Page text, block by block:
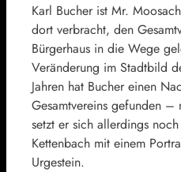
Karl Bucher ist Mr.
dort verbracht, den
Bürgerhaus in die Wege
Veränderung im Stadtbild
Jahren hat Bucher einen
Gesamtvereins gefunden –
setzt er sich allerdings
Kettenbach mit einem
Urgestein.